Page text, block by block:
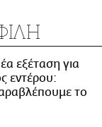
εξέταση για
εντέρου:
το